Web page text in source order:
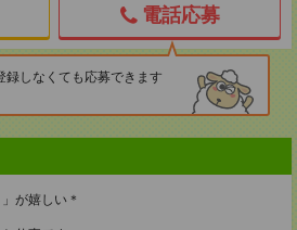
電話応募
録しなくても応募できます
が嬉しい＊